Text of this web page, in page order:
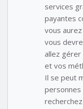
services
payantes
vous
vous
allez
et vos
Il se peut
personnes